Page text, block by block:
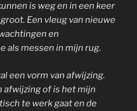
is weg en in een keer
Een vleug van nieuwe
en
als messen in mijn rug.
een vorm van afwijzing.
afwijzing of is het mijn
te werk gaat en de